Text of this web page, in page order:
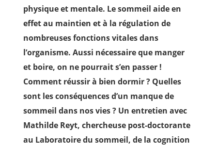
physique et mentale. Le sommeil aide en
effet au maintien et à la régulation de
nombreuses fonctions vitales dans
l’organisme. Aussi nécessaire que manger
et boire, on ne pourrait s’en passer !
Comment réussir à bien dormir ? Quelles
sont les conséquences d’un manque de
sommeil dans nos vies ? Un entretien avec
Mathilde Reyt, chercheuse post-doctorante
au Laboratoire du sommeil, de la cognition